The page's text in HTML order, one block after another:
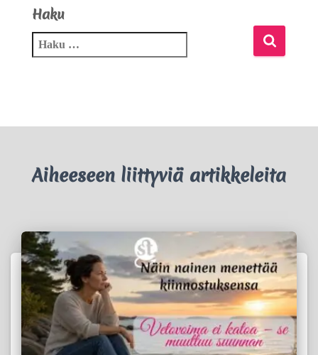
Haku
Aiheeseen liittyviä artikkeleita